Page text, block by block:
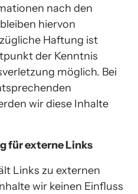
nach den
hiervon
Haftung ist
der Kenntnis
möglich. Bei
wir diese Inhalte
für externe Links
Links zu externen
wir keinen Einfluss